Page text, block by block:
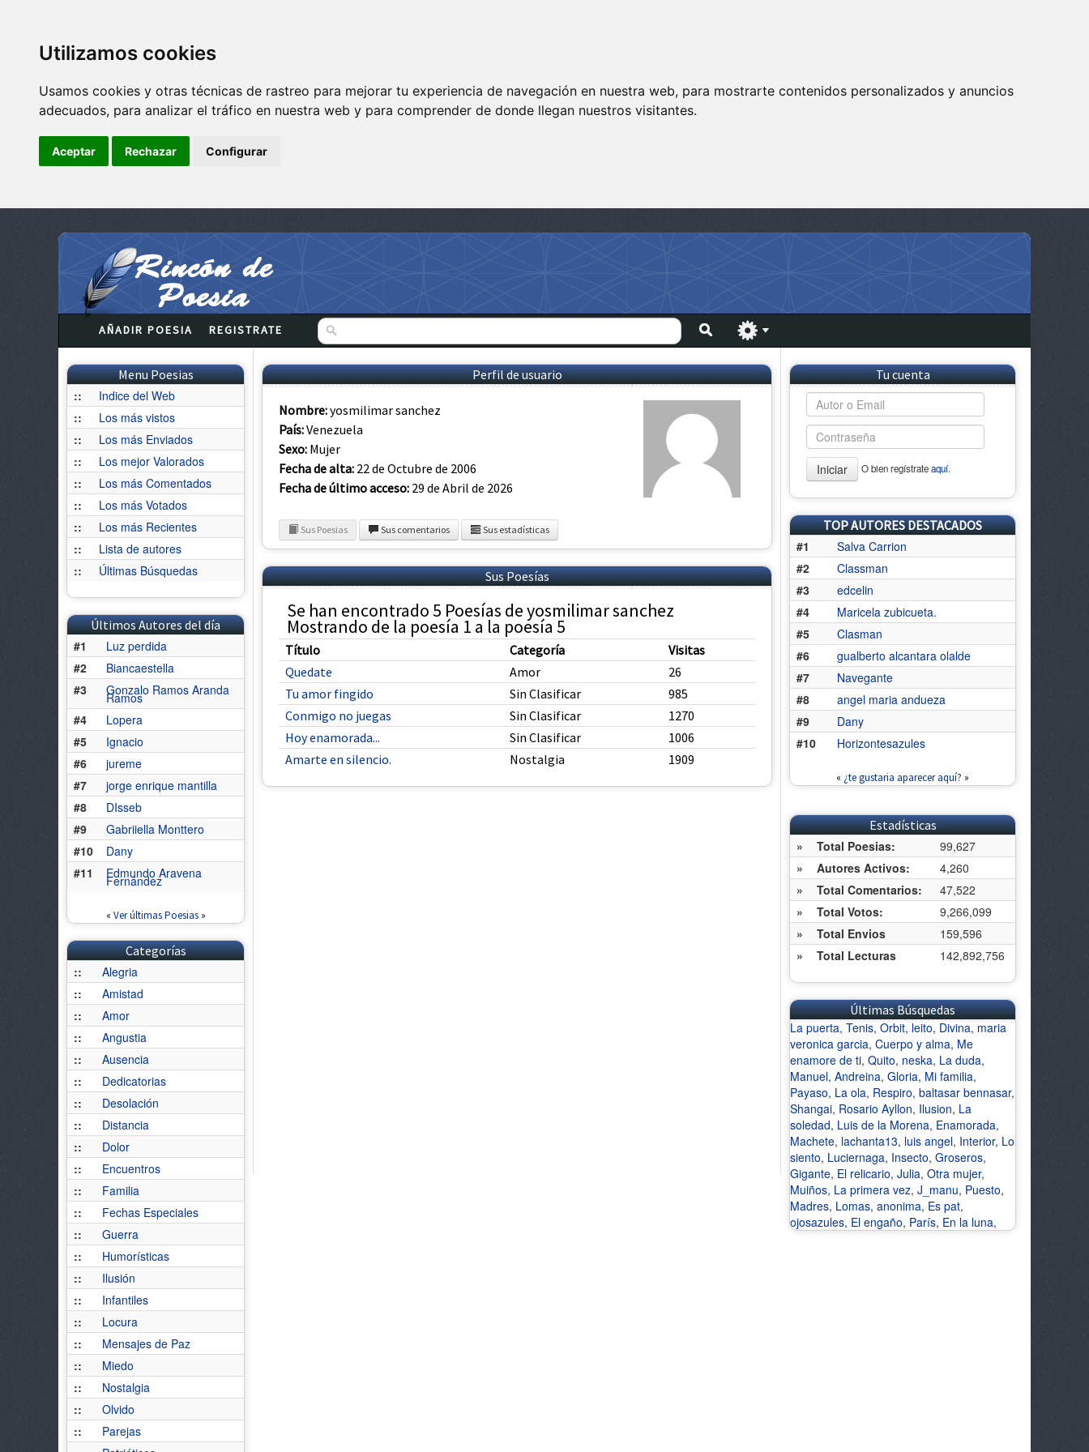
Utilizamos cookies
Usamos cookies y otras técnicas de rastreo para mejorar tu experiencia de navegación en nuestra web, para mostrarte contenidos personalizados y anuncios
adecuados, para analizar el tráfico en nuestra web y para comprender de donde llegan nuestros visitantes.
Aceptar Rechazar Configurar
AÑADIR POESIA REGISTRATE
Menu Poesias
::
Indice del Web
::
Los más vistos
::
Los más Enviados
::
Los mejor Valorados
::
Los más Comentados
::
Los más Votados
::
Los más Recientes
::
Lista de autores
::
Últimas Búsquedas
Últimos Autores del día
#1
Luz perdida
#2
Biancaestella
#3
Gonzalo Ramos Aranda
Ramos
#4
Lopera
#5
Ignacio
#6
jureme
#7
jorge enrique mantilla
#8
DIsseb
#9
Gabriiella Monttero
#10
Dany
#11
Edmundo Aravena
Fernández
« Ver últimas Poesias»
Categorías
::
Alegria
::
Amistad
::
Amor
::
Angustia
::
Ausencia
::
Dedicatorias
::
Desolación
::
Distancia
::
Dolor
::
Encuentros
::
Familia
::
Fechas Especiales
::
Guerra
::
Humorísticas
::
Ilusión
::
Infantiles
::
Locura
::
Mensajes de Paz
::
Miedo
::
Nostalgia
::
Olvido
::
Parejas
Perfil de usuario
Nombre:yosmilimar sanchez
País:Venezuela
Sexo: Mujer
Fecha de alta: 22 de Octubre de 2006
Fecha de último acceso: 29 de Abril de 2026
Sus Poesias Sus comentarios Sus estadísticas
Sus Poesías
Se han encontrado 5 Poesías de yosmilimar sanchez
Mostrando de la poesía 1 a la poesía 5
Título Categoría
Visitas
Quedate
Amor
26
Tu amor fingido
Sin Clasificar
985
Conmigo no juegas
Sin Clasificar
1270
Hoy enamorada...
Sin Clasificar
1006
Amarte en silencio.
Nostalgia 1909
Tu cuenta
Iniciar O bien regístrateaquí.
TOP AUTORES DESTACADOS
#1
Salva Carrion
#2
Classman
#3
edcelin
#4
Maricela zubicueta.
#5
Clasman
#6
gualberto alcantara olalde
#7
Navegante
#8
angel maria andueza
#9
Dany
#10
Horizontesazules
« ¿te gustaria aparecer aquí? »
Estadísticas
»
Total Poesias:
99,627
»
Autores Activos:
4,260
»
Total Comentarios:
47,522
»
Total Votos:
9,266,099
»
Total Envios
159,596
»
Total Lecturas 142,892,756
Últimas Búsquedas
La puerta, Tenis, Orbit, leito, Divina, maria
veronica garcia, Cuerpo y alma, Me
enamore de ti, Quito, neska, La duda,
Manuel, Andreina, Gloria, Mi familia,
Payaso, La ola, Respiro, baltasar bennasar,
Shangai, Rosario Ayllon, Ilusion, La
soledad, Luis de la Morena, Enamorada,
Machete, lachanta13, luis angel, Interior, Lo
siento, Luciernaga, Insecto, Groseros,
Gigante, El relicario, Julia, Otra mujer,
Muiños, La primera vez, J_manu, Puesto,
Madres, Lomas, anonima, Es pat,
ojosazules, El engaño, París, En la luna,